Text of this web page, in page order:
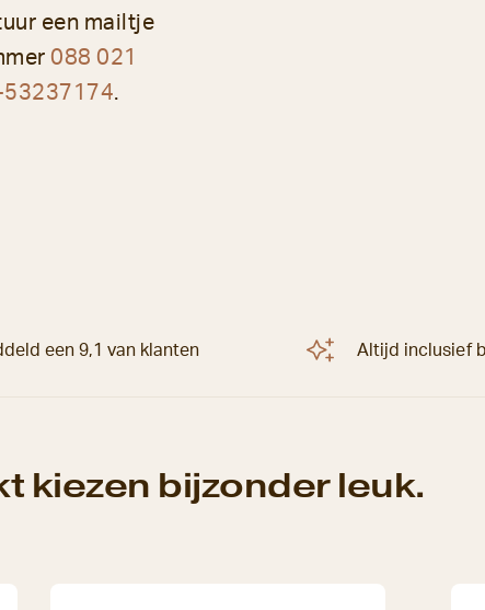
een mailtje
088 021
.
een 9,1 van klanten Altijd inclusief
kiezen bijzonder leuk.